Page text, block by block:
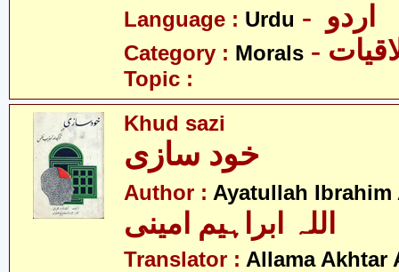
Language : Urdu
Category : Morals
Topic :
Khud sazi
خود سازی
Author : Ayatullah Ibrahim
اللہ ابراہیم امینی
Translator : Allama Akhtar